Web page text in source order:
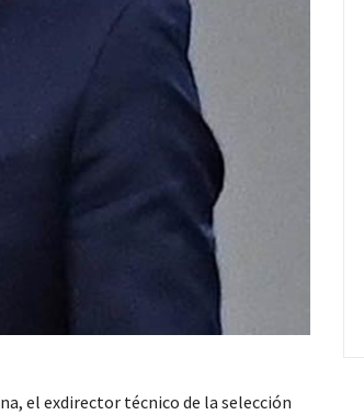
el exdirector técnico de la selección